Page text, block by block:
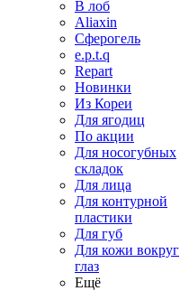
В лоб
Aliaxin
Сферогель
e.p.t.q
Repart
Новинки
Из Кореи
Для ягодиц
По акции
Для носогубных
складок
Для лица
Для контурной
пластики
Для губ
Для кожи вокруг
глаз
Ещё